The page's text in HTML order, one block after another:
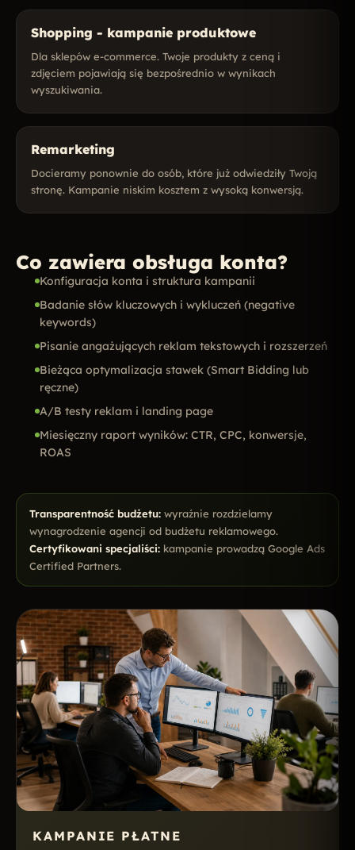
Shopping - kampanie produktowe
Dla sklepów e-commerce. Twoje produkty z ceną i
zdjęciem pojawiają się bezpośrednio w wynikach
wyszukiwania.
Remarketing
Docieramy ponownie do osób, które już odwiedziły Twoją
stronę. Kampanie niskim kosztem z wysoką konwersją.
Co zawiera obsługa konta?
Konfiguracja konta i struktura kampanii
Badanie słów kluczowych i wykluczeń (negative
keywords)
Pisanie angażujących reklam tekstowych i rozszerzeń
Bieżąca optymalizacja stawek (Smart Bidding lub
ręczne)
A/B testy reklam i landing page
Miesięczny raport wyników: CTR, CPC, konwersje,
ROAS
Transparentność budżetu: wyraźnie rozdzielamy
wynagrodzenie agencji od budżetu reklamowego.
Certyfikowani specjaliści: kampanie prowadzą Google Ads
Certified Partners.
KAMPANIE PŁATNE